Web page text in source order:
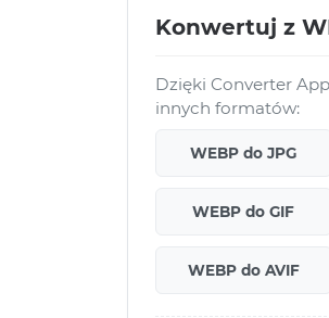
Konwertuj z
Dzięki Converter
innych formatów:
WEBP do JPG
WEBP do GIF
WEBP do AVIF